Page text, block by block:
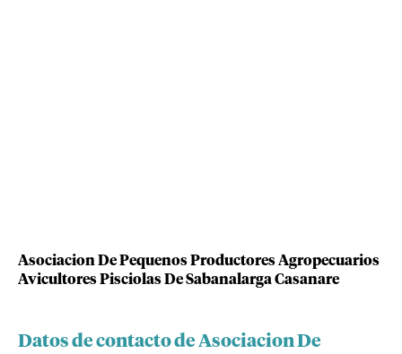
Asociacion De Pequenos Productores Agropecuarios
Avicultores Pisciolas De Sabanalarga Casanare
Datos de contacto de Asociacion De